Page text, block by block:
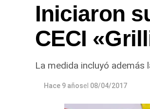
Iniciaron
CECI
La medida incluyó además
Hace 9 añosel 08/04/2017